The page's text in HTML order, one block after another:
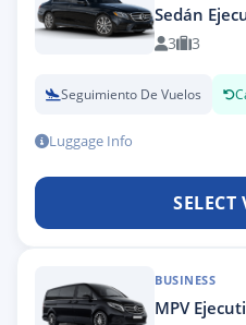
Sedán
3 3
Seguimiento De Vuelos
Luggage Info
SELECT
BUSINESS
MPV